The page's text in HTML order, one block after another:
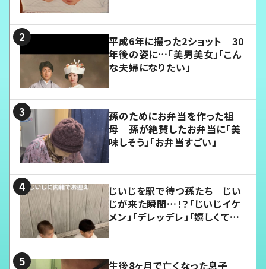
平成6年に撮った2ショット 30
年後の姿に…「美男美女」「こん
な夫婦になりたい」
孫のためにお弁当を作った祖
母 孫が絶賛したお弁当に「美
味しそう」「お弁当すごい」
じいじを駅で待つ孫たち じい
じが来た瞬間…！？「じいじイケ
メン」「デレッデレ」「嬉しくて可
生後8ヶ月で亡くなった息子